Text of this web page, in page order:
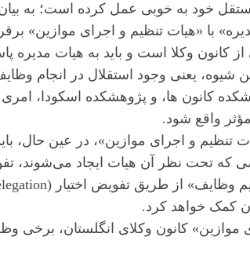
خود به خوبی عمل کرده است؛ به
با «هیات تنظیم و اجرای موازین»
کانون وکلا است و باید به هیات مدیره
شیوه، یعنی وجود استقلال در انجام
کانون ها، و پژوهشکده اسکودا،
واقع شود.
تنظیم و اجرای موازین»، در عین حال،
تحت نظر آن هیات ایجاد می‌شوند،
کمک خواهد کرد.
موازین» کانون وکلای انگلستان، برخی